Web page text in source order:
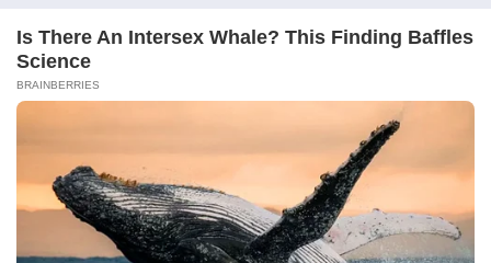
Berita Teknologi
Nissan
Mitsubishi